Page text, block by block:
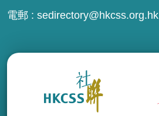
電郵 : sedirectory@hkcss.org.hk